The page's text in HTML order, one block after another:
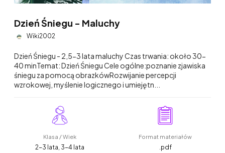
Dzień Śniegu - Maluchy
Wiki2002
Dzień Śniegu - 2,5-3 lata maluchy Czas trwania: około 30-
40 minTemat: Dzień Śniegu Cele ogólne:poznanie zjawiska
śniegu za pomocą obrazkówRozwijanie percepcji
wzrokowej, myślenie logicznego i umiejętn...
Klasa / Wiek
2-3 lata, 3-4 lata
Format materiałów
.pdf